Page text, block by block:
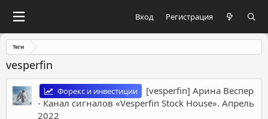
Вход Регистрация
Теги
vesperfin
Форекс и инвестиции
[vesperfin] Арина Веспер
- Канал сигналов «Vesperfin Stock House». Апрель
2022